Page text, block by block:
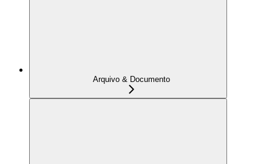
Arquivo & Documento